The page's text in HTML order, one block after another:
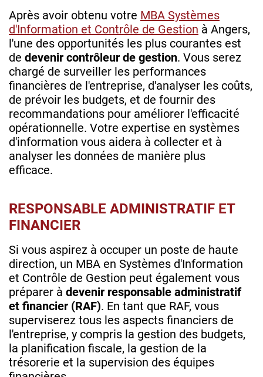
Après avoir obtenu votre MBA Systèmes
d'Information et Contrôle de Gestion à Angers,
l'une des opportunités les plus courantes est
de devenir contrôleur de gestion. Vous serez
chargé de surveiller les performances
financières de l'entreprise, d'analyser les coûts,
de prévoir les budgets, et de fournir des
recommandations pour améliorer l'efficacité
opérationnelle. Votre expertise en systèmes
d'information vous aidera à collecter et à
analyser les données de manière plus
efficace.
RESPONSABLE ADMINISTRATIF ET
FINANCIER
Si vous aspirez à occuper un poste de haute
direction, un MBA en Systèmes d'Information
et Contrôle de Gestion peut également vous
préparer à devenir responsable administratif
et financier (RAF). En tant que RAF, vous
superviserez tous les aspects financiers de
l'entreprise, y compris la gestion des budgets,
la planification fiscale, la gestion de la
trésorerie et la supervision des équipes